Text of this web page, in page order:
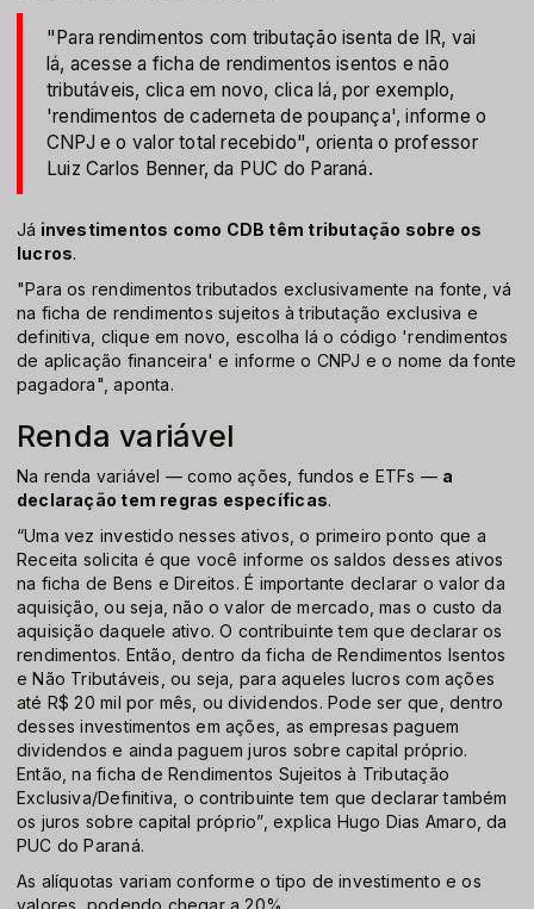
"Para rendimentos com tributação isenta de IR, vai
lá, acesse a ficha de rendimentos isentos e não
tributáveis, clica em novo, clica lá, por exemplo,
'rendimentos de caderneta de poupança', informe o
CNPJ e o valor total recebido", orienta o professor
Luiz Carlos Benner, da PUC do Paraná.
Já investimentos como CDB têm tributação sobre os
lucros.
"Para os rendimentos tributados exclusivamente na fonte, vá
na ficha de rendimentos sujeitos à tributação exclusiva e
definitiva, clique em novo, escolha lá o código 'rendimentos
de aplicação financeira' e informe o CNPJ e o nome da fonte
pagadora", aponta.
Renda variável
Na renda variável — como ações, fundos e ETFs — a
declaração tem regras específicas.
“Uma vez investido nesses ativos, o primeiro ponto que a
Receita solicita é que você informe os saldos desses ativos
na ficha de Bens e Direitos. É importante declarar o valor da
aquisição, ou seja, não o valor de mercado, mas o custo da
aquisição daquele ativo. O contribuinte tem que declarar os
rendimentos. Então, dentro da ficha de Rendimentos Isentos
e Não Tributáveis, ou seja, para aqueles lucros com ações
até R$ 20 mil por mês, ou dividendos. Pode ser que, dentro
desses investimentos em ações, as empresas paguem
dividendos e ainda paguem juros sobre capital próprio.
Então, na ficha de Rendimentos Sujeitos à Tributação
Exclusiva/Definitiva, o contribuinte tem que declarar também
os juros sobre capital próprio”, explica Hugo Dias Amaro, da
PUC do Paraná.
As alíquotas variam conforme o tipo de investimento e os
valores, podendo chegar a 20%.